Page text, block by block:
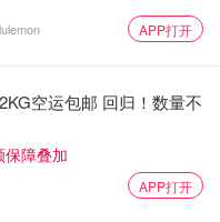
缓解咽喉肿痛，在几秒钟内达
因的最大允许量）。
APP打开
空运包邮 回归！数量不
障叠加
APP打开